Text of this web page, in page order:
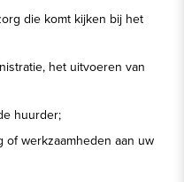
die komt kijken bij het
het uitvoeren van
huurder;
werkzaamheden aan uw